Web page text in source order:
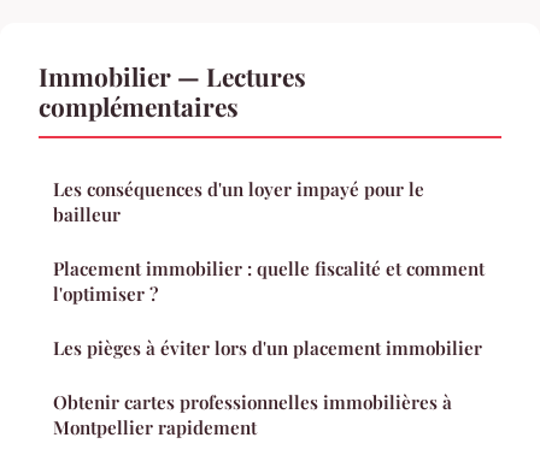
Immobilier — Lectures
complémentaires
Les conséquences d'un loyer impayé pour le
bailleur
Placement immobilier : quelle fiscalité et comment
l'optimiser ?
Les pièges à éviter lors d'un placement immobilier
Obtenir cartes professionnelles immobilières à
Montpellier rapidement